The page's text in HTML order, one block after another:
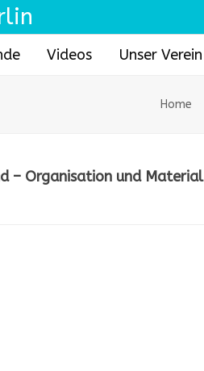
Videos Unser Verein
Home
– Organisation und Material